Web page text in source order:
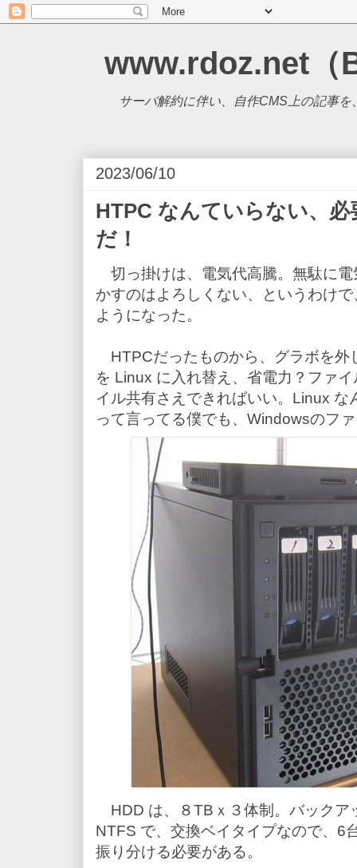
www.rdoz.net（
サーバ解約に伴い、自作CMS上の記事を
2023/06/10
HTPC なんていらない、
だ！
切っ掛けは、電気代高騰。無駄に
かすのはよろしくない、というわけ
ようになった。
HTPCだったものから、グラボを外
を Linux に入れ替え、省電力？ファ
イル共有さえできればいい。Linux
って言ってる僕でも、Windowsのフ
HDD は、８TBｘ３体制。バックア
NTFS で、交換ベイタイプなので、6
振り分ける必要がある。